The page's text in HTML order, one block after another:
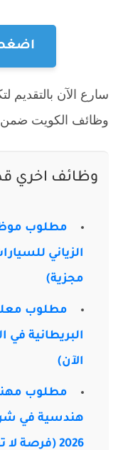
اضغط
سارع الآن بالتقديم
وظائف الكويت ضمن
وظائف اخري
مطلوب
مجزية)
مطلوب
الآن)
مطلوب
هندسية في
2026 (فرصة لا تعوض)